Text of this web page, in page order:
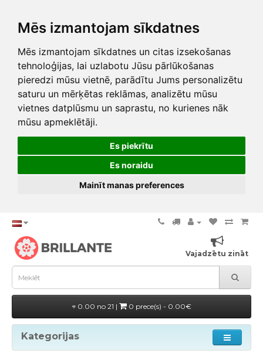
Mēs izmantojam sīkdatnes
Mēs izmantojam sīkdatnes un citas izsekošanas
tehnoloģijas, lai uzlabotu Jūsu pārlūkošanas
pieredzi mūsu vietnē, parādītu Jums personalizētu
saturu un mērķētas reklāmas, analizētu mūsu
vietnes datplūsmu un saprastu, no kurienes nāk
mūsu apmeklētāji.
Es piekrītu
Es noraidu
Mainīt manas preferences
Vajadzētu zināt
0.00 no 21 | 0 prece(s) - 0.00€
Kategorijas